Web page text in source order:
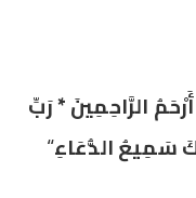
الرَّاحِمِينَ * رَبِّ
سَمِيعُ الدُّعَاءِ“